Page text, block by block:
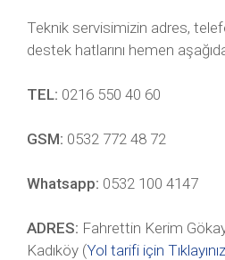
Teknik servisimizin adres,
destek hatlarını hemen
TEL: 0216 550 40 60
GSM: 0532 772 48 72
Whatsapp: 0532 100 4147
ADRES: Fahrettin Kerim
Kadıköy (Yol tarifi için Tıklayınız